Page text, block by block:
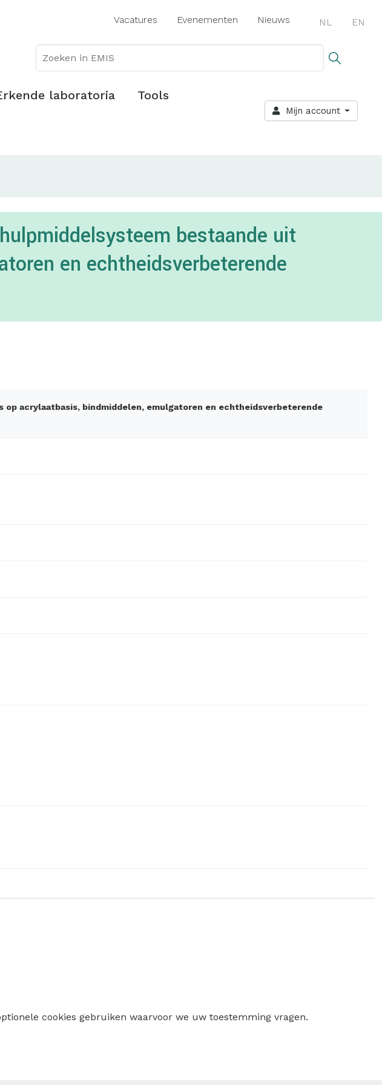
Vacatures Evenementen Nieuws NL EN
laboratoria Tools
Mijn account
bestaande uit
en echtheidsverbeterende
acrylaatbasis, bindmiddelen, emulgatoren en echtheidsverbeterende
cookies gebruiken waarvoor we uw toestemming vragen.